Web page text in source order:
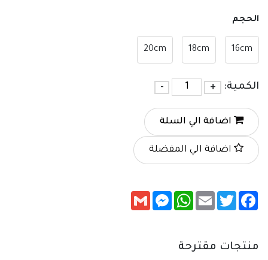
الحجم
16cm
18cm
20cm
الكمية: +
-
اضافة الي السلة
اضافة الي المفضلة
Facebook
Twitter
Email
WhatsApp
Messenger
Gmail
منتجات مقترحة